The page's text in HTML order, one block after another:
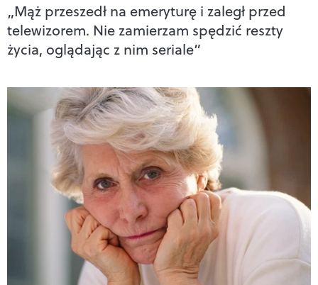
„Mąż przeszedł na emeryturę i zaległ przed
telewizorem. Nie zamierzam spędzić reszty
życia, oglądając z nim seriale”